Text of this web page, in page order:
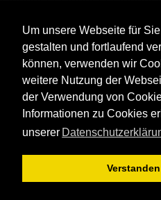
Um unsere Webseite für
gestalten und fortlaufend
können, verwenden wir
weitere Nutzung der
der Verwendung von
Informationen zu Cookies
unserer
Verstanden